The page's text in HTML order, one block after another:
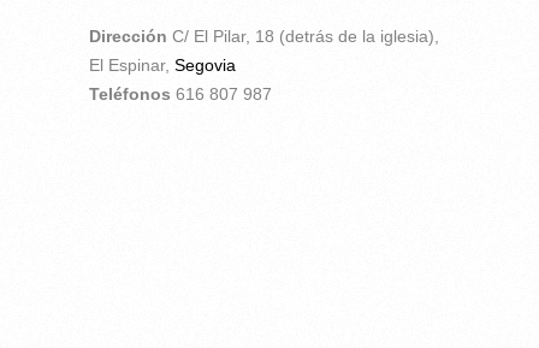
Dirección C/ El Pilar, 18 (detrás de la iglesia),
El Espinar, Segovia
Teléfonos 616 807 987